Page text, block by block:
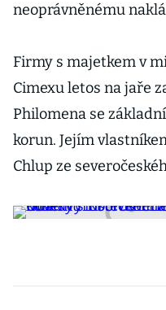
neoprávněnému
Firmy s majetkem v
Cimexu letos na jaře
Philomena se
korun. Jejím
Chlup ze